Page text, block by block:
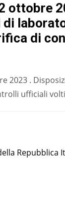
ottobre
di
2023 .
ufficiali
Repubblica